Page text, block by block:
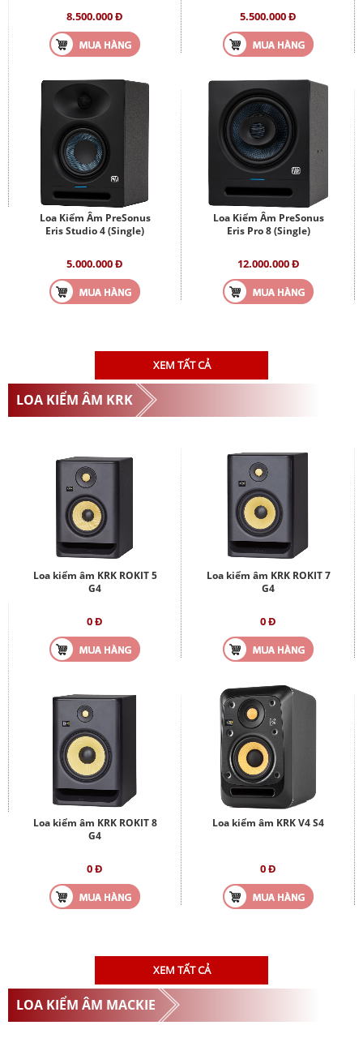
8.500.000 Đ 5.500.000 Đ
Loa Kiểm Âm PreSonus
Eris Studio 4 (Single)
5.000.000 Đ
Loa Kiểm Âm PreSonus
Eris Pro 8 (Single)
12.000.000 Đ
XEM TẤT CẢ
LOA KIỂM ÂM KRK
Loa kiểm âm KRK ROKIT 5
G4
0 Đ
Loa kiểm âm KRK ROKIT 7
G4
0 Đ
Loa kiểm âm KRK ROKIT 8
G4
0 Đ
Loa kiểm âm KRK V4 S4
0 Đ
XEM TẤT CẢ
LOA KIỂM ÂM MACKIE